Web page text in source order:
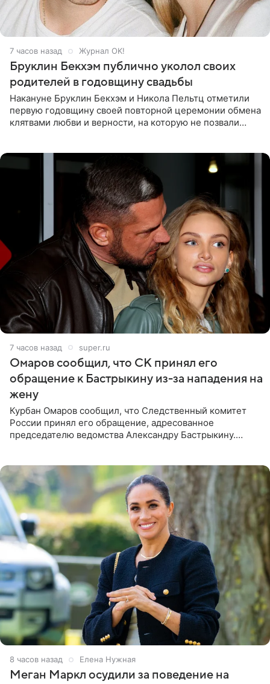
7 часов назад Журнал OK!
Бруклин Бекхэм публично уколол своих
родителей в годовщину свадьбы
Накануне Бруклин Бекхэм и Никола Пельтц отметили
первую годовщину своей повторной церемонии обмена
клятвами любви и верности, на которую не позвали
7 часов назад super.ru
Омаров сообщил, что СК принял его
обращение к Бастрыкину из-за нападения на
жену
Курбан Омаров сообщил, что Следственный комитет
России принял его обращение, адресованное
председателю ведомства Александру Бастрыкину.
8 часов назад Елена Нужная
Меган Маркл осудили за поведение на